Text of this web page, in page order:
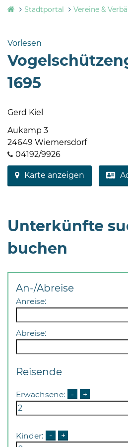
Stadtverwaltung
Bramstedt
24576 Bad
Bramstedt
506-
zentrale@badbramstedt.de
Mo,
Di,
08
Uhr
Do
sowie
language
Select Language
Stadtportal Vereine &
Vorlesen
1695
Gerd Kiel
Aukamp 3
24649 Wiemersdorf
04192/9926
Karte anzeigen
Unterkünfte
buchen
An-/Abreise
Anreise:
Abreise:
Reisende
Erwachsene: - +
Kinder: - +